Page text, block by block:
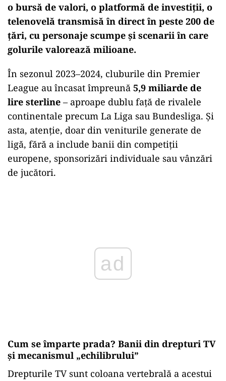
o bursă de valori, o platformă de investiții, o
telenovelă transmisă în direct în peste 200 de
țări, cu personaje scumpe și scenarii în care
golurile valorează milioane.
În sezonul 2023–2024, cluburile din Premier
League au încasat împreună 5,9 miliarde de
lire sterline – aproape dublu față de rivalele
continentale precum La Liga sau Bundesliga. Și
asta, atenție, doar din veniturile generate de
ligă, fără a include banii din competiții
europene, sponsorizări individuale sau vânzări
de jucători.
ad
Cum se împarte prada? Banii din drepturi TV
și mecanismul „echilibrului”
Drepturile TV sunt coloana vertebrală a acestui